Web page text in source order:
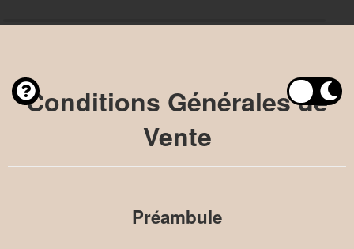
Conditions Générales de
Vente
Préambule